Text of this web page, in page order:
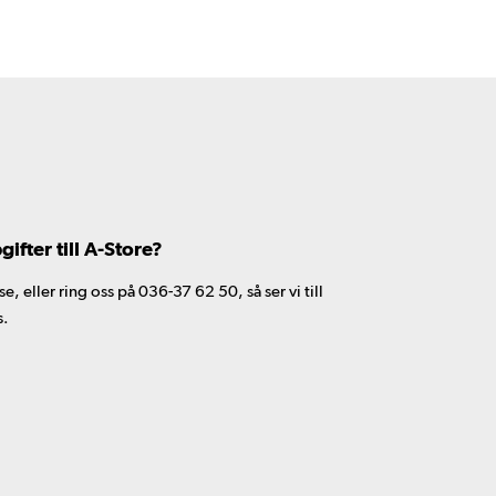
till A-Store?
eller ring oss på 036-37 62 50, så ser vi till